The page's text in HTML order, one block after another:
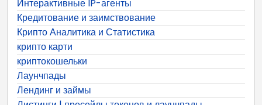
Интерактивные IP-агенты
Кредитование и заимствование
Крипто Аналитика и Статистика
крипто карти
криптокошельки
Лаунчпады
Лендинг и займы